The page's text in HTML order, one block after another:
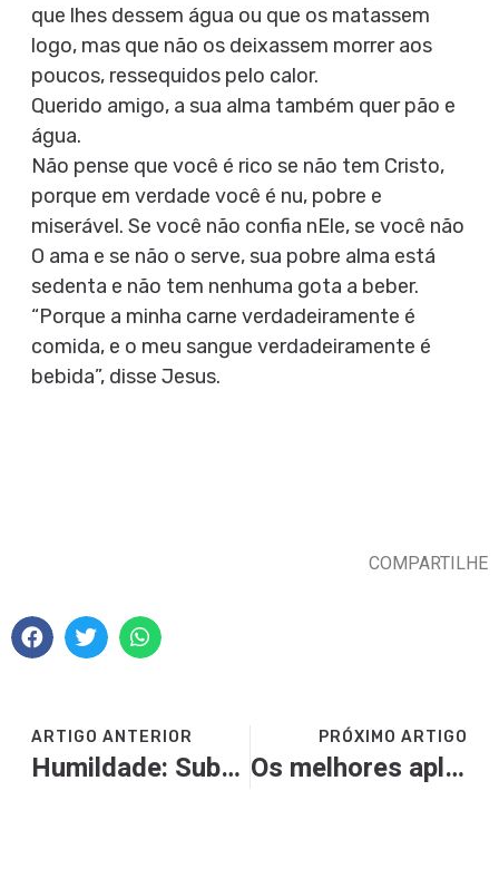
que lhes dessem água ou que os matassem
logo, mas que não os deixassem morrer aos
poucos, ressequidos pelo calor.
Querido amigo, a sua alma também quer pão e
água.
Não pense que você é rico se não tem Cristo,
porque em verdade você é nu, pobre e
miserável. Se você não confia nEle, se você não
O ama e se não o serve, sua pobre alma está
sedenta e não tem nenhuma gota a beber.
“Porque a minha carne verdadeiramente é
comida, e o meu sangue verdadeiramente é
bebida”, disse Jesus.
COMPARTILHE
ARTIGO ANTERIOR
Humildade: Submissão
PRÓXIMO ARTIGO
Os melhores aplicativos para o pregador – para uso em computadores